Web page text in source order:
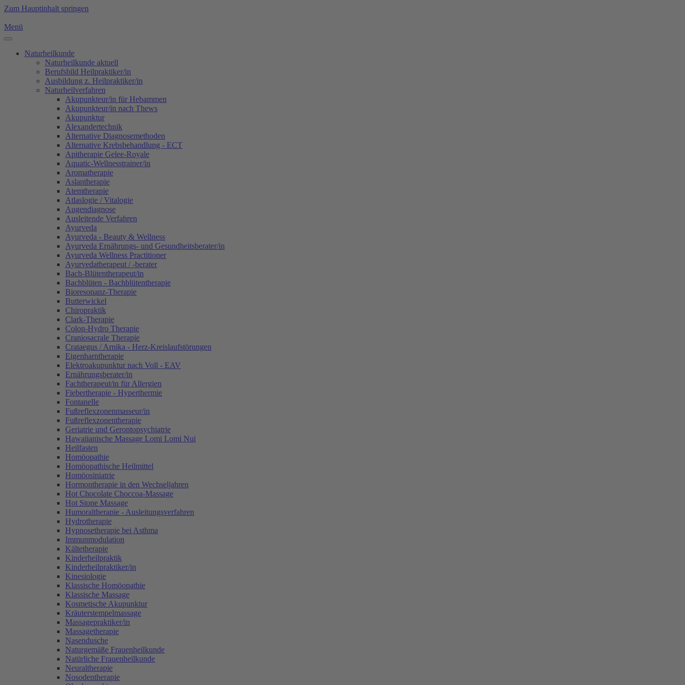
Zum Hauptinhalt springen
Menü
Naturheilkunde
Naturheilkunde aktuell
Berufsbild Heilpraktiker/in
Ausbildung z. Heilpraktiker/in
Naturheilverfahren
Akupunkteur/in für Hebammen
Akupunkteur/in nach Thews
Akupunktur
Alexandertechnik
Alternative Diagnosemethoden
Alternative Krebsbehandlung - ECT
Apitherapie Gelee-Royale
Aquatic-Wellnesstrainer/in
Aromatherapie
Aslantherapie
Atemtherapie
Atlaslogie / Vitalogie
Augendiagnose
Ausleitende Verfahren
Ayurveda
Ayurveda - Beauty & Wellness
Ayurveda Ernährungs- und Gesundheitsberater/in
Ayurveda Wellness Practitioner
Ayurvedatherapeut / -berater
Bach-Blütentherapeut/in
Bachblüten - Bachblütentherapie
Bioresonanz-Therapie
Butterwickel
Chiropraktik
Clark-Therapie
Colon-Hydro Therapie
Craniosacrale Therapie
Crataegus / Arnika - Herz-Kreislaufstörungen
Eigenharntherapie
Elektroakupunktur nach Voll - EAV
Ernährungsberater/in
Fachtherapeut/in für Allergien
Fiebertherapie - Hyperthermie
Fontanelle
Fußreflexzonenmasseur/in
Fußreflexzonentherapie
Geriatrie und Gerontopsychiatrie
Hawaiianische Massage Lomi Lomi Nui
Heilfasten
Homöopathie
Homöopathische Heilmittel
Homöosiniatrie
Hormontherapie in den Wechseljahren
Hot Chocolate Choccoa-Massage
Hot Stone Massage
Humoraltherapie - Ausleitungsverfahren
Hydrotherapie
Hypnosetherapie bei Asthma
Immunmodulation
Kältetherapie
Kinderheilpraktik
Kinderheilpraktiker/in
Kinesiologie
Klassische Homöopathie
Klassische Massage
Kosmetische Akupunktur
Kräuterstempelmassage
Massagepraktiker/in
Massagetherapie
Nasendusche
Naturgemäße Frauenheilkunde
Natürliche Frauenheilkunde
Neuraltherapie
Nosodentherapie